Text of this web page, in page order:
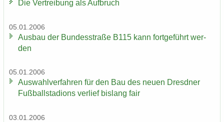
Die Ver­trei­bung als Auf­bruch
05.01.2006
Aus­bau der Bun­des­stra­ße B115 kann fort­ge­führt wer­
den
05.01.2006
Aus­wahl­ver­fah­ren für den Bau des neuen Dresd­ner
Fuß­ball­sta­di­ons ver­lief bis­lang fair
03.01.2006